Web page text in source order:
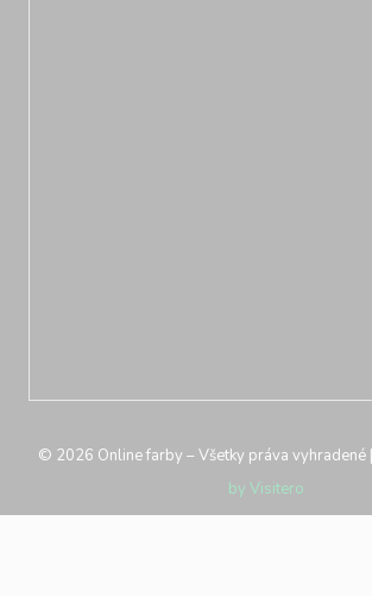
© 2026 Online farby – Všetky práva vyhradené |
by Visitero